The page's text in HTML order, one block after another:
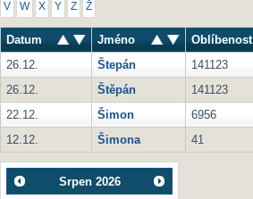
V W X Y Z Ž
Datum Jméno Oblíbenost
26.12.
Štepán 141123
26.12.
Štěpán 141123
22.12.
Šimon 6956
12.12.
Šimona 41
Srpen 2026